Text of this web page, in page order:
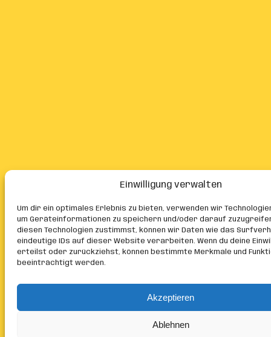
Einwilligung verwalten
Um dir ein optimales Erlebnis zu bieten, verwenden wir
um Geräteinformationen zu speichern und/oder darauf
diesen Technologien zustimmst, können wir Daten wie das
eindeutige IDs auf dieser Website verarbeiten. Wenn du deine
erteilst oder zurückziehst, können bestimmte Merkmale und
beeinträchtigt werden.
Akzeptieren
Ablehnen